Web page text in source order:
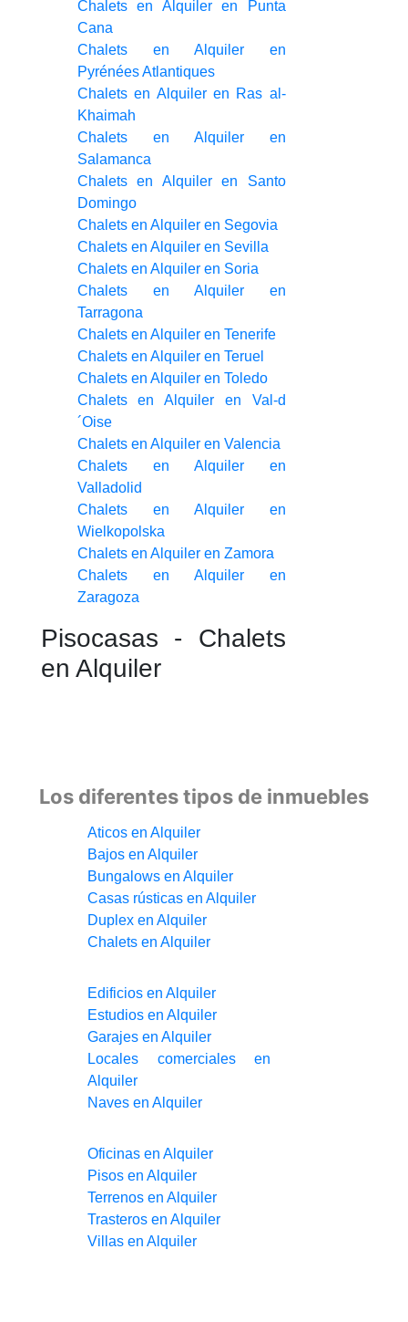
Chalets en Alquiler en Punta
Cana
Chalets en Alquiler en
Pyrénées Atlantiques
Chalets en Alquiler en Ras al-
Khaimah
Chalets en Alquiler en
Salamanca
Chalets en Alquiler en Santo
Domingo
Chalets en Alquiler en Segovia
Chalets en Alquiler en Sevilla
Chalets en Alquiler en Soria
Chalets en Alquiler en
Tarragona
Chalets en Alquiler en Tenerife
Chalets en Alquiler en Teruel
Chalets en Alquiler en Toledo
Chalets en Alquiler en Val-d
´Oise
Chalets en Alquiler en Valencia
Chalets en Alquiler en
Valladolid
Chalets en Alquiler en
Wielkopolska
Chalets en Alquiler en Zamora
Chalets en Alquiler en
Zaragoza
Pisocasas - Chalets
en Alquiler
Los diferentes tipos de inmuebles
Aticos en Alquiler
Bajos en Alquiler
Bungalows en Alquiler
Casas rústicas en Alquiler
Duplex en Alquiler
Chalets en Alquiler
Edificios en Alquiler
Estudios en Alquiler
Garajes en Alquiler
Locales comerciales en
Alquiler
Naves en Alquiler
Oficinas en Alquiler
Pisos en Alquiler
Terrenos en Alquiler
Trasteros en Alquiler
Villas en Alquiler